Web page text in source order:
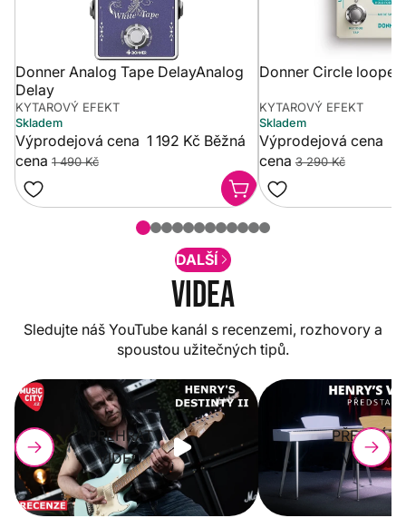
Donner Analog Tape DelayAnalog
Delay
KYTAROVÝ EFEKT
Skladem
Výprodejová cena 1 192 Kč Běžná
cena 1 490 Kč
Donner Circle looper
KYTAROVÝ EFEKT
Skladem
Výprodejová cena
cena3 290 Kč
DALŠÍ
Videa
Sledujte náš YouTube kanál s recenzemi, rozhovory a
spoustou užitečných tipů.
PŘEHRÁT
VIDEO
PŘEHRÁT
VIDEO